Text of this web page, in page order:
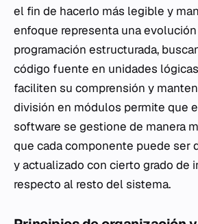
el fin de hacerlo más legible y
enfoque representa una
programación estructurada,
código fuente en unidades
faciliten su comprensión y
división en módulos permite que
software se gestione de manera
que cada componente puede ser
y actualizado con cierto grado de
respecto al resto del sistema.